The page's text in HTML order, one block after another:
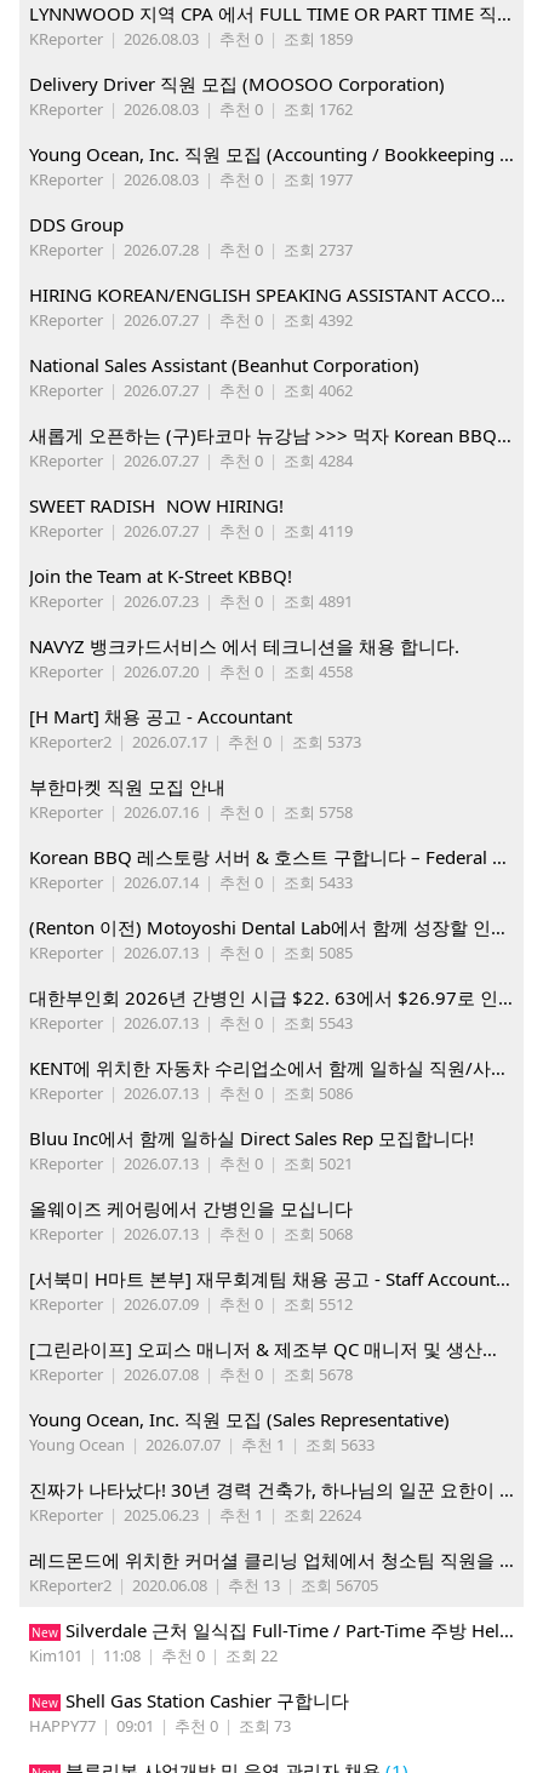
LYNNWOOD 지역 CPA 에서 FULL TIME OR PART TIME 직원을 찾습니다
KReporter | 2026.08.03 | 추천 0 | 조회 1859
Delivery Driver 직원 모집 (MOOSOO Corporation)
KReporter | 2026.08.03 | 추천 0 | 조회 1762
Young Ocean, Inc. 직원 모집 (Accounting / Bookkeeping 분야)
KReporter | 2026.08.03 | 추천 0 | 조회 1977
DDS Group
KReporter | 2026.07.28 | 추천 0 | 조회 2737
HIRING KOREAN/ENGLISH SPEAKING ASSISTANT ACCOUNT MANAGER
KReporter | 2026.07.27 | 추천 0 | 조회 4392
National Sales Assistant (Beanhut Corporation)
KReporter | 2026.07.27 | 추천 0 | 조회 4062
새롭게 오픈하는 (구)타코마 뉴강남 >>> 먹자 Korean BBQ 구인중
KReporter | 2026.07.27 | 추천 0 | 조회 4284
SWEET RADISH NOW HIRING!
KReporter | 2026.07.27 | 추천 0 | 조회 4119
Join the Team at K-Street KBBQ!
KReporter | 2026.07.23 | 추천 0 | 조회 4891
NAVYZ 뱅크카드서비스 에서 테크니션을 채용 합니다.
KReporter | 2026.07.20 | 추천 0 | 조회 4558
[H Mart] 채용 공고 - Accountant
KReporter2 | 2026.07.17 | 추천 0 | 조회 5373
부한마켓 직원 모집 안내
KReporter | 2026.07.16 | 추천 0 | 조회 5758
Korean BBQ 레스토랑 서버 & 호스트 구합니다 – Federal Way & Tacoma $45-$60/hr (server), $21-23/hr (Host)
KReporter | 2026.07.14 | 추천 0 | 조회 5433
(Renton 이전) Motoyoshi Dental Lab에서 함께 성장할 인재를 모십니다.
KReporter | 2026.07.13 | 추천 0 | 조회 5085
대한부인회 2026년 간병인 시급 $22. 63에서 $26.97로 인상. 지금 간병인들을 모집합니다
KReporter | 2026.07.13 | 추천 0 | 조회 5543
KENT에 위치한 자동차 수리업소에서 함께 일하실 직원/사무직원 구합니다.
KReporter | 2026.07.13 | 추천 0 | 조회 5086
Bluu Inc에서 함께 일하실 Direct Sales Rep 모집합니다!
KReporter | 2026.07.13 | 추천 0 | 조회 5021
올웨이즈 케어링에서 간병인을 모십니다
KReporter | 2026.07.13 | 추천 0 | 조회 5068
[서북미 H마트 본부] 재무회계팀 채용 공고 - Staff Accountant
KReporter | 2026.07.09 | 추천 0 | 조회 5512
[그린라이프] 오피스 매니저 & 제조부 QC 매니저 및 생산직, 웨어하우스 직원 모집
KReporter | 2026.07.08 | 추천 0 | 조회 5678
Young Ocean, Inc. 직원 모집 (Sales Representative)
Young Ocean | 2026.07.07 | 추천 1 | 조회 5633
진짜가 나타났다! 30년 경력 건축가, 하나님의 일꾼 요한이 책임 시공합니다.
KReporter | 2025.06.23 | 추천 1 | 조회 22624
레드몬드에 위치한 커머셜 클리닝 업체에서 청소팀 직원을 모집합니다.
KReporter2 | 2020.06.08 | 추천 13 | 조회 56705
New Silverdale 근처 일식집 Full-Time / Part-Time 주방 Helper 구합니다.
Kim101 | 11:08 | 추천 0 | 조회 22
New Shell Gas Station Cashier 구합니다
HAPPY77 | 09:01 | 추천 0 | 조회 73